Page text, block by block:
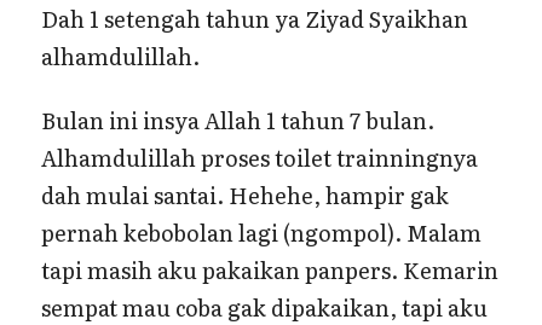
Dah 1 setengah tahun ya Ziyad Syaikhan
alhamdulillah.
Bulan ini insya Allah 1 tahun 7 bulan.
Alhamdulillah proses toilet trainningnya
dah mulai santai. Hehehe, hampir gak
pernah kebobolan lagi (ngompol). Malam
tapi masih aku pakaikan panpers. Kemarin
sempat mau coba gak dipakaikan, tapi aku